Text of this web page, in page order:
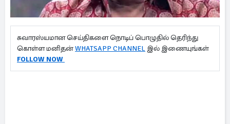
சுவாரஸ்யமான செய்திகளை நொடிப் பொழுதில் தெரிந்து
கொள்ள மனிதன்WHATSAPP CHANNEL இல் இணையுங்கள்
FOLLOW NOW